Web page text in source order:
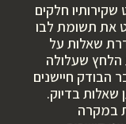
חלקים
את תשומת לבו
שאלות על
הלחץ שעלולה
הבודק חיישנים
שאלות בדיוק.
במקרה